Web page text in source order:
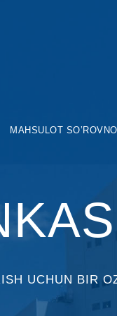
MAHSULOT
UCHUN BIR